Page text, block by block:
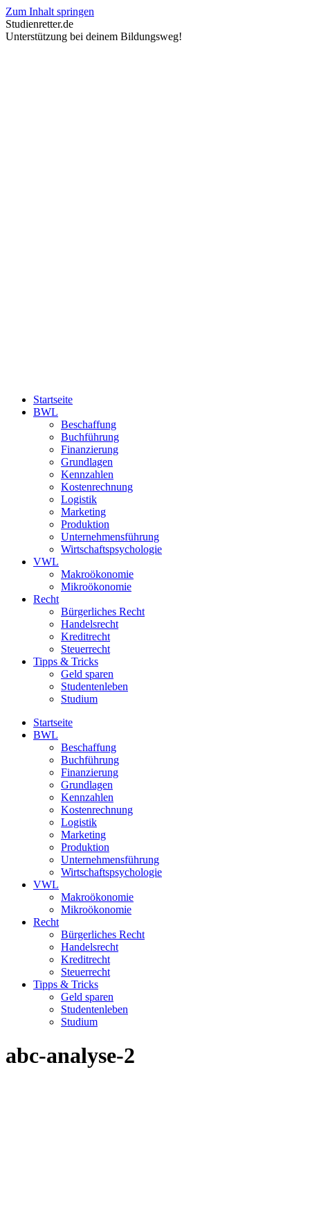
Zum Inhalt springen
Studienretter.de
Unterstützung bei deinem Bildungsweg!
Startseite
BWL
Beschaffung
Buchführung
Finanzierung
Grundlagen
Kennzahlen
Kostenrechnung
Logistik
Marketing
Produktion
Unternehmensführung
Wirtschaftspsychologie
VWL
Makroökonomie
Mikroökonomie
Recht
Bürgerliches Recht
Handelsrecht
Kreditrecht
Steuerrecht
Tipps & Tricks
Geld sparen
Studentenleben
Studium
Startseite
BWL
Beschaffung
Buchführung
Finanzierung
Grundlagen
Kennzahlen
Kostenrechnung
Logistik
Marketing
Produktion
Unternehmensführung
Wirtschaftspsychologie
VWL
Makroökonomie
Mikroökonomie
Recht
Bürgerliches Recht
Handelsrecht
Kreditrecht
Steuerrecht
Tipps & Tricks
Geld sparen
Studentenleben
Studium
abc-analyse-2